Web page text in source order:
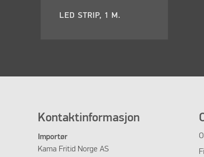
LED STRIP, 1 M.
Kontaktinformasjon
Importør
Kama Fritid Norge AS